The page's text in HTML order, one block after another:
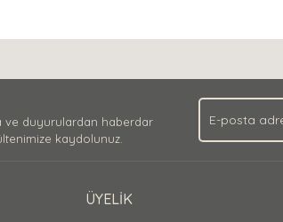
ve duyurulardan haberdar
kaydolunuz.
ÜYELİK